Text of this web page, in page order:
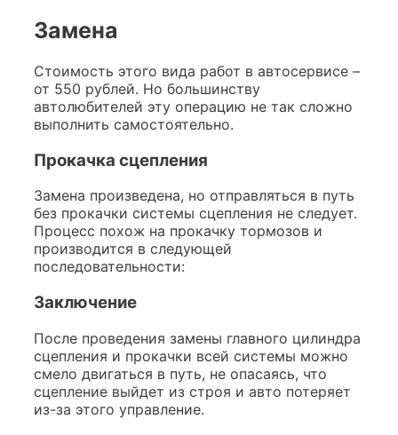
Замена
Стоимость этого вида работ в автосервисе –
от 550 рублей. Но большинству
автолюбителей эту операцию не так сложно
выполнить самостоятельно.
Прокачка сцепления
Замена произведена, но отправляться в путь
без прокачки системы сцепления не следует.
Процесс похож на прокачку тормозов и
производится в следующей
последовательности:
Заключение
После проведения замены главного цилиндра
сцепления и прокачки всей системы можно
смело двигаться в путь, не опасаясь, что
сцепление выйдет из строя и авто потеряет
из-за этого управление.